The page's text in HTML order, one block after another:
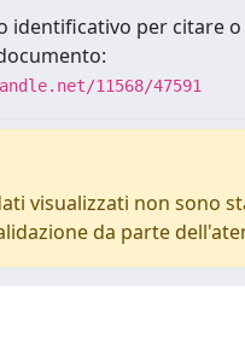
identificativo per citare
11568/47591
visualizzati non sono
da parte